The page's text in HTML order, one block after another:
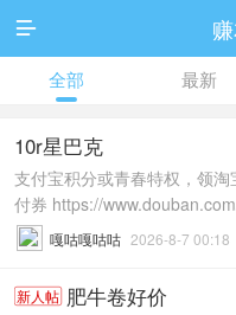

全部 最新
10r星巴克
支付宝积分或青春特权，领
付券 https://
嘎咕嘎咕咕 2026-8-7 00:18
新人帖 肥牛卷好价